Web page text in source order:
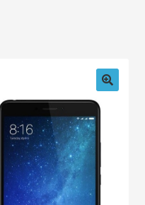
O NAS
DOSTAWA I ZWROTY